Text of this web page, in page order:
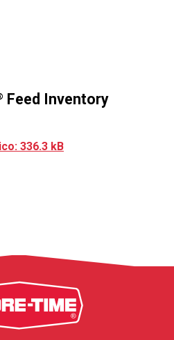
Feed Inventory
336.3 kB